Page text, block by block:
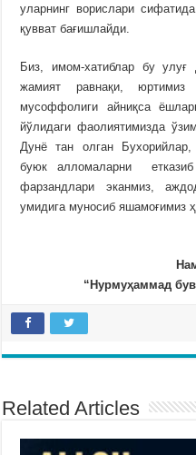
уларнинг ворислари
қувват бағишлайди.
Биз, имом-хатиблар бу улуғ
жамият равнақи, юртимиз
мусоффолиги айниқса
йўлидаги фаолиятимизда
Дунё тан олган
буюк алломаларни
фарзандлари эканмиз,
умидига муносиб яшамоғимиз
“Нурмуҳаммад
Related Articles